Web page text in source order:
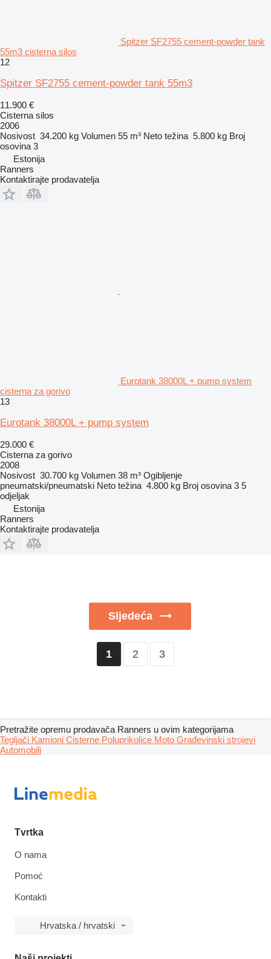
Spitzer SF2755 cement-powder tank
55m3 cisterna silos
12
Spitzer SF2755 cement-powder tank 55m3
11.900 €
Cisterna silos
2006
Nosivost 34.200 kg Volumen 55 m³ Neto težina 5.800 kg Broj
osovina 3
Estonija
Ranners
Kontaktirajte prodavatelja
Eurotank 38000L + pump system
cisterna za gorivo
13
Eurotank 38000L + pump system
29.000 €
Cisterna za gorivo
2008
Nosivost 30.700 kg Volumen 38 m³ Ogibljenje
pneumatski/pneumatski Neto težina 4.800 kg Broj osovina 3 5
odjeljak
Estonija
Ranners
Kontaktirajte prodavatelja
Sljedeća
1 2 3
Pretražite opremu prodavača Ranners u ovim kategorijama
Tegljači Kamioni Cisterne Poluprikolice Moto Građevinski strojevi
Automobili
Tvrtka
O nama
Pomoć
Kontakti
Hrvatska / hrvatski